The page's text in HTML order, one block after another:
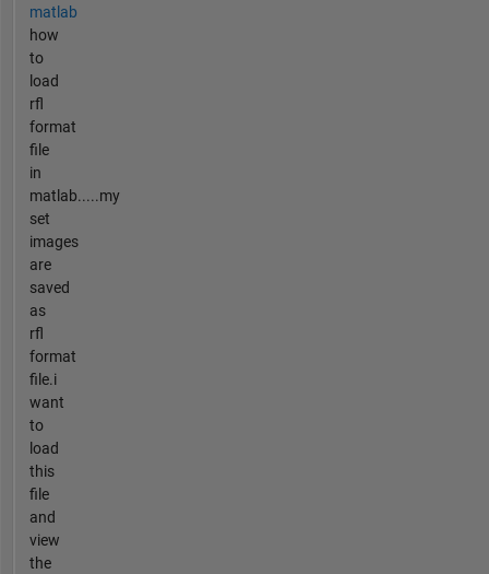
matlab
how
to
load
rfl
format
file
in
matlab.....my
set
images
are
saved
as
rfl
format
file.i
want
to
load
this
file
and
view
the